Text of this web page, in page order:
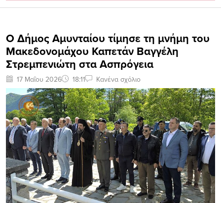
Ο Δήμος Αμυνταίου τίμησε τη μνήμη του
Μακεδονομάχου Καπετάν Βαγγέλη
Στρεμπενιώτη στα Ασπρόγεια
17 Μαΐου 2026 18:11 Κανένα σχόλιο